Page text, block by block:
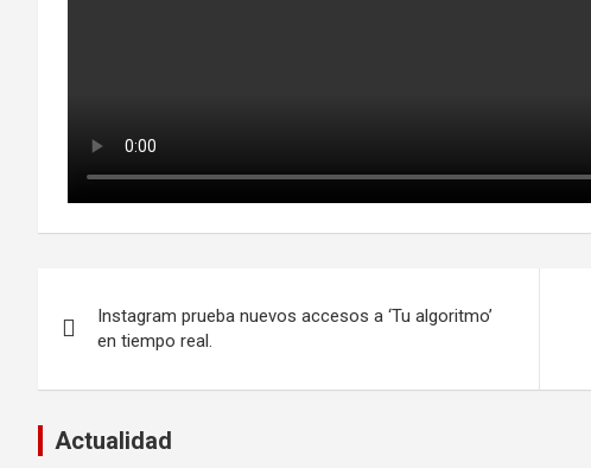
de
entradas
Instagram prueba nuevos accesos a ‘Tu algoritmo’
en tiempo real.
Actualidad